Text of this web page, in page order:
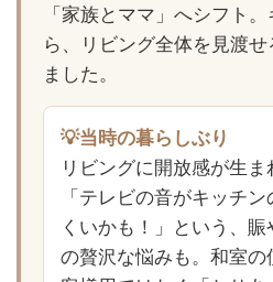
「家族とママ」へシフト
ら、リビング全体を見渡
ました。
💡当時の暮らしぶり
リビングに開放感が生
「テレビの音がキッチ
くいかも！」という、
の贅沢な悩みも。和室